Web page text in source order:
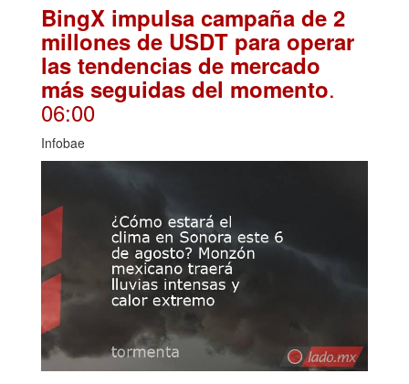
BingX impulsa campaña de 2
millones de USDT para operar
las tendencias de mercado
más seguidas del momento.
06:00
Infobae